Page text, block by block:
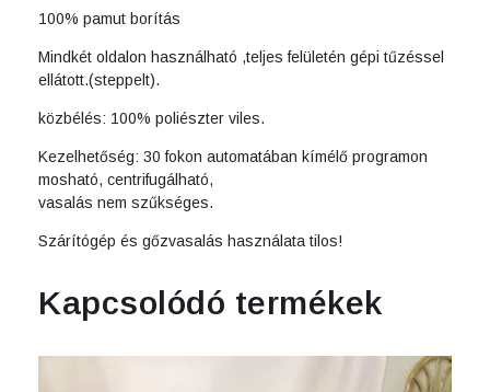
100% pamut borítás
Mindkét oldalon használható ,teljes felületén gépi tűzéssel
ellátott.(steppelt).
közbélés: 100% poliészter viles.
Kezelhetőség: 30 fokon automatában kímélő programon
mosható, centrifugálható,
vasalás nem szűkséges.
Szárítógép és gőzvasalás használata tilos!
Kapcsolódó termékek